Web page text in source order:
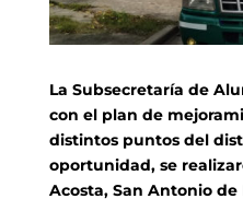
La Subsecretaría de
con el plan de
distintos puntos del
oportunidad, se
Acosta, San Antonio